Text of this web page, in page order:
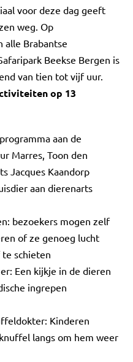
voor deze dag geeft
weg. Op
alle Brabantse
Beekse Bergen is
van tien tot vijf uur.
op 13
aan de
Marres, Toon den
Jacques Kaandorp
aan dierenarts
bezoekers mogen zelf
of ze genoeg lucht
schieten
Een kijkje in de dieren
ingrepen
Kinderen
langs om hem weer